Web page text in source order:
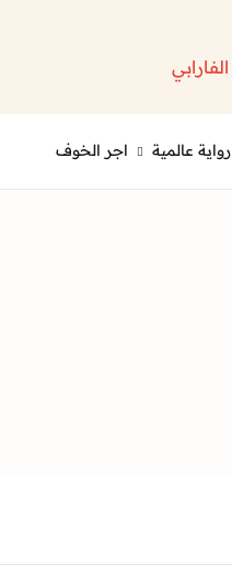
رواية عالمية اجر الخوف